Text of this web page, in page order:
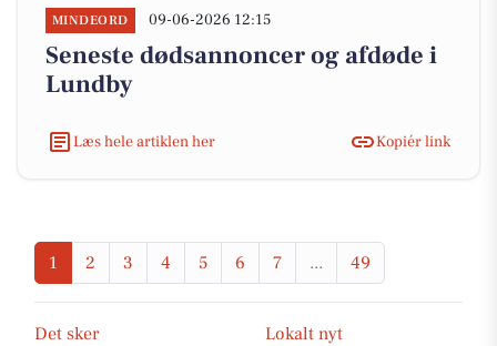
MINDEORD 09-06-2026 12:15
Seneste dødsannoncer og afdøde i
Lundby
Læs hele artiklen her Kopiér link
1 2 3 4 5 6 7 ... 49
Det sker
Lokalt nyt